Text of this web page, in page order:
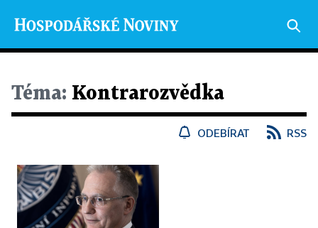
Téma: Kontrarozvědka
ODEBÍRAT RSS